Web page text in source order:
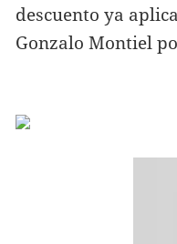
descuento ya
Gonzalo Montiel